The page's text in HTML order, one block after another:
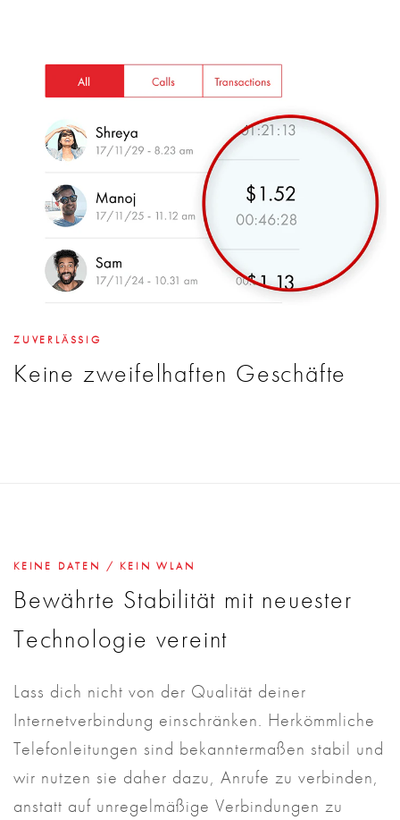
ZUVERLÄSSIG
Keine zweifelhaften Geschäfte
KEINE DATEN / KEIN WLAN
Bewährte Stabilität mit neuester
Technologie vereint
Lass dich nicht von der Qualität deiner
Internetverbindung einschränken. Herkömmliche
Telefonleitungen sind bekanntermaßen stabil und
wir nutzen sie daher dazu, Anrufe zu verbinden,
anstatt auf unregelmäßige Verbindungen zu